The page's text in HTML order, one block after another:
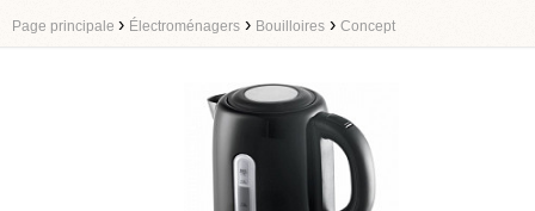
Page principale › Électroménagers › Bouilloires › Concept